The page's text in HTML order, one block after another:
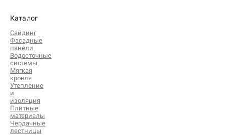
Каталог
Сайдинг
Фасадные
панели
Водосточные
системы
Мягкая
кровля
Утепление
и
изоляция
Плитные
материалы
Чердачные
лестницы